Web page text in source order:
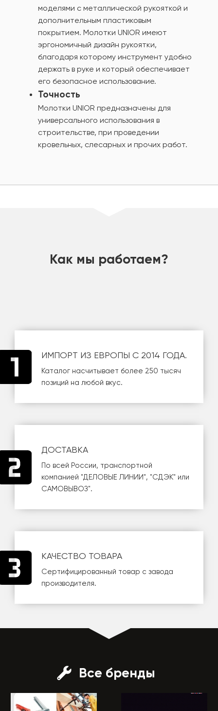
моделями с металлической рукояткой и
дополнительным пластиковым
покрытием. Молотки UNIOR имеют
эргономичный дизайн рукоятки,
благодаря которому инструмент удобно
держать в руке и который обеспечивает
его безопасное использование.
Точность
Молотки UNIOR предназначены для
универсального использования в
строительстве, при проведении
кровельных, слесарных и прочих работ.
Как мы работаем?
ИМПОРТ ИЗ ЕВРОПЫ С 2014 ГОДА.
Каталог насчитывает более 250 тысяч
позиций на любой вкус.
ДОСТАВКА
По всей России, транспортной
компанией "ДЕЛОВЫЕ ЛИНИИ", "СДЭК" или
САМОВЫВОЗ".
КАЧЕСТВО ТОВАРА
Сертифицированный товар с завода
производителя.
Все бренды